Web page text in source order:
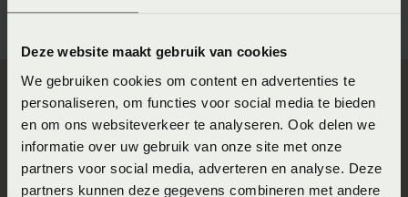
Deze website maakt gebruik van cookies
We gebruiken cookies om content en advertenties te
personaliseren, om functies voor social media te bieden
en om ons websiteverkeer te analyseren. Ook delen we
informatie over uw gebruik van onze site met onze
partners voor social media, adverteren en analyse. Deze
partners kunnen deze gegevens combineren met andere
Direct naar
Slaapgedrag Thuismeting